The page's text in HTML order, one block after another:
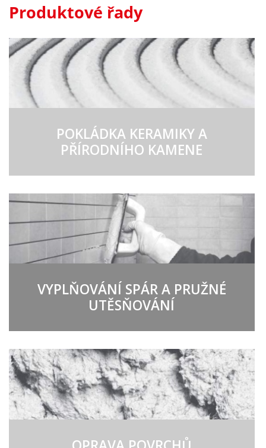
Produktové řady
POKLÁDKA KERAMIKY A
PŘÍRODNÍHO KAMENE
VYPLŇOVÁNÍ SPÁR A PRUŽNÉ
UTĚSŇOVÁNÍ